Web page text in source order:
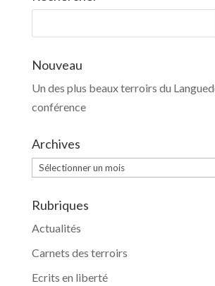
Nouveau
Un des plus beaux terroirs du
conférence
Archives
Archives
Rubriques
Actualités
Carnets des terroirs
Ecrits en liberté